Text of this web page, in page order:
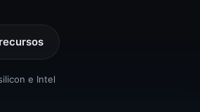
e Intel